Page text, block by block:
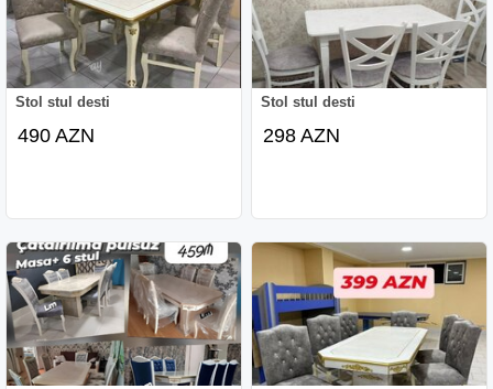
Stol stul desti
490 AZN
Stol stul desti
298 AZN